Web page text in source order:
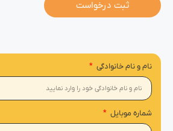
ثبت درخواست
نام و نام خانوادگی
شماره موبایل